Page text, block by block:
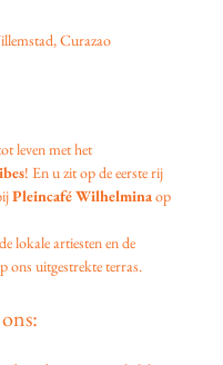
Curazao
leven met het
! En u zit op de eerste rij
Pleincafé Wilhelmina op
lokale artiesten en de
ons uitgestrekte terras.